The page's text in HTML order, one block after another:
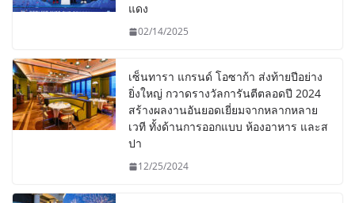
แดง
02/14/2025
เซ็นทารา แกรนด์ โอซาก้า ส่งท้ายปีอย่าง
ยิ่งใหญ่ กวาดรางวัลการันตีตลอดปี 2024
สร้างผลงานอันยอดเยี่ยมจากหลากหลาย
เวที ทั้งด้านการออกแบบ ห้องอาหาร และส
ปา
12/25/2024